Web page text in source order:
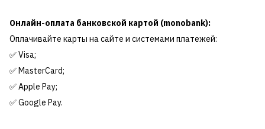
Онлайн-оплата банковской картой (monobank):
Оплачивайте карты на сайте и системами платежей:
✅ Visa;
✅ MasterCard;
✅ Apple Pay;
✅ Google Pay.